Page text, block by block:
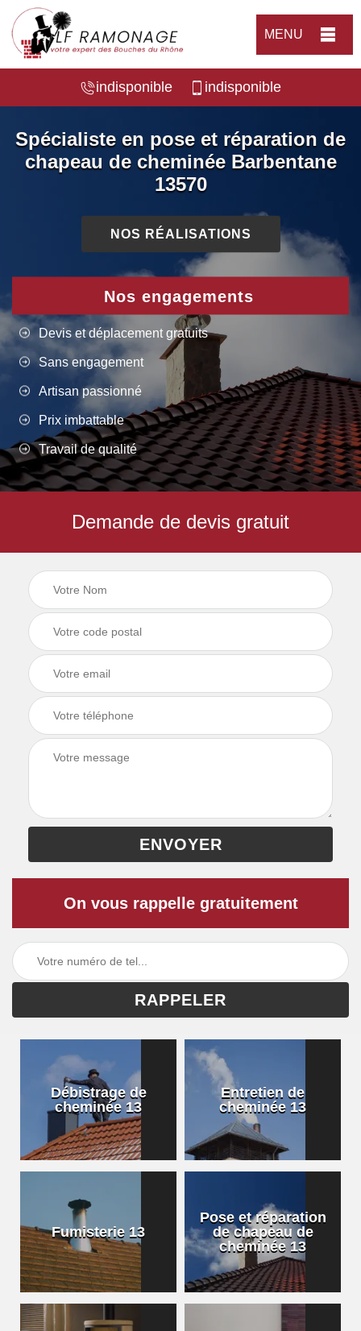
MENU
indisponible indisponible
Spécialiste en pose et réparation de
chapeau de cheminée Barbentane
13570
NOS RÉALISATIONS
Nos engagements
Devis et déplacement gratuits
Sans engagement
Artisan passionné
Prix imbattable
Travail de qualité
Demande de devis gratuit
On vous rappelle gratuitement
Débistrage de
cheminée 13
Entretien de
cheminée 13
Fumisterie 13
Pose et réparation
de chapeau de
cheminée 13